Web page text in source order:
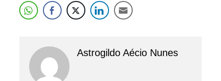
Astrogildo Aécio Nunes